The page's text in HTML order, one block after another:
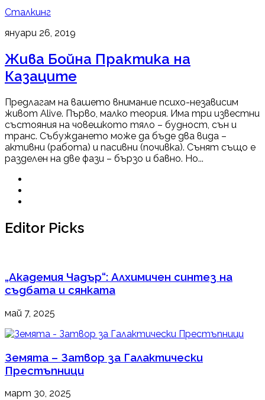
Сталкинг
януари 26, 2019
Жива Бойна Практика на
Казаците
Предлагам на вашето внимание психо-независим
живот Alive. Първо, малко теория. Има три известни
състояния на човешкото тяло – будност, сън и
транс. Събуждането може да бъде два вида –
активни (работа) и пасивни (почивка). Сънят също е
разделен на две фази – бързо и бавно. Но...
Editor Picks
„Академия Чадър“: Алхимичен синтез на
съдбата и сянката
май 7, 2025
Земята – Затвор за Галактически
Престъпници
март 30, 2025